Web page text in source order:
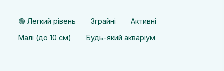
🟢 Легкий рівень Зграйні
Активні
Малі (до 10 см)
Будь-який акваріум